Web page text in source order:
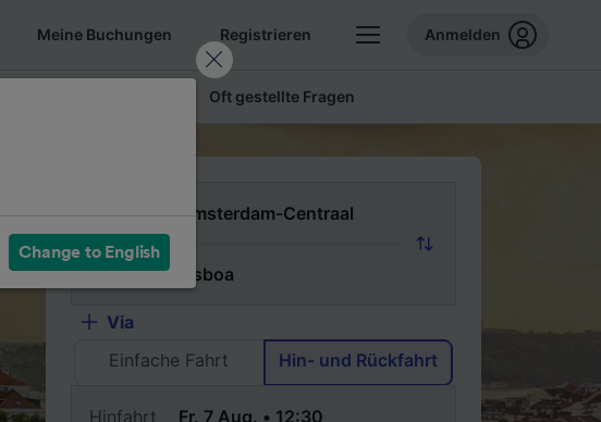
Meine Buchungen Registrieren Anmelden
Oft gestellte Fragen
Von
Nach
Via
Einfache Fahrt
Hin- und Rückfahrt
Hinfahrt
Change to English